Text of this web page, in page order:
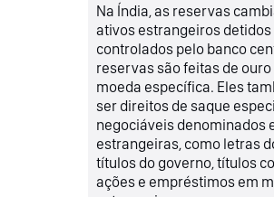
Na Índia, as reservas
ativos estrangeiros detidos
controlados pelo banco
reservas são feitas de ouro
moeda específica. Eles
ser direitos de saque
negociáveis denominados
estrangeiras, como letras
títulos do governo, títulos
ações e empréstimos em